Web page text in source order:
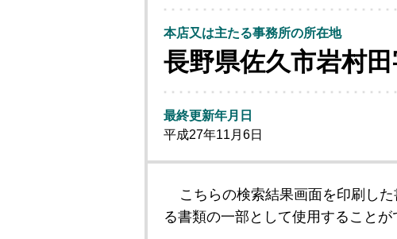
本店又は主たる事務所の所在地
長野県佐久市岩村
最終更新年月日
平成27年11月6日
こちらの検索結果画面を印刷し
る書類の一部として使用することが